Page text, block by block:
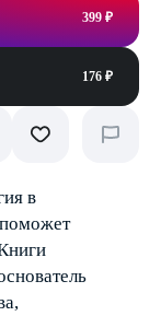
399 ₽
176 ₽
в